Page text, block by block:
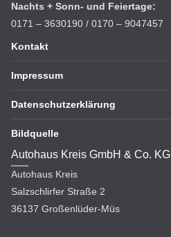
Nachts + Sonn- und Feiertage:
0171 – 3630190 / 0170 – 9047457
Kontakt
Impressum
Datenschutzerklärung
Bildquelle
Autohaus Kreis GmbH & Co. KG
Autohaus Kreis
Salzschlirfer Straße 2
36137 Großenlüder-Müs